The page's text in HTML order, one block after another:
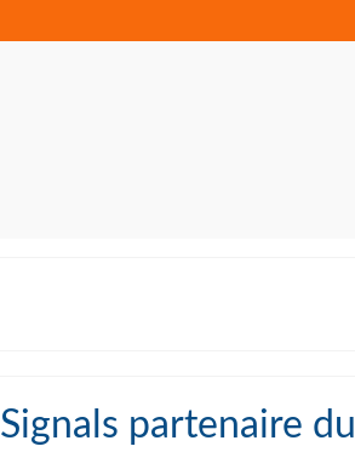
Signals partenaire du